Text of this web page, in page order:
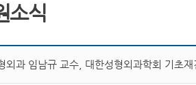
소식
외과 임남규 교수, 대한성형외과학회 기초